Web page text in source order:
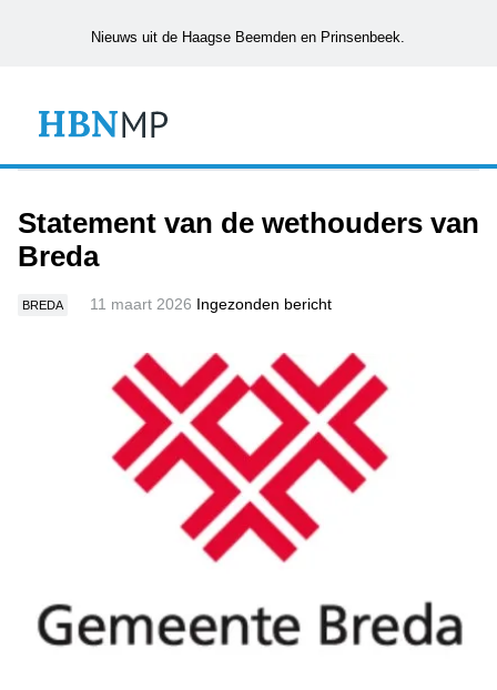
Nieuws uit de Haagse Beemden en Prinsenbeek.
Statement van de wethouders van
Breda
BREDA 11 maart 2026 Ingezonden bericht